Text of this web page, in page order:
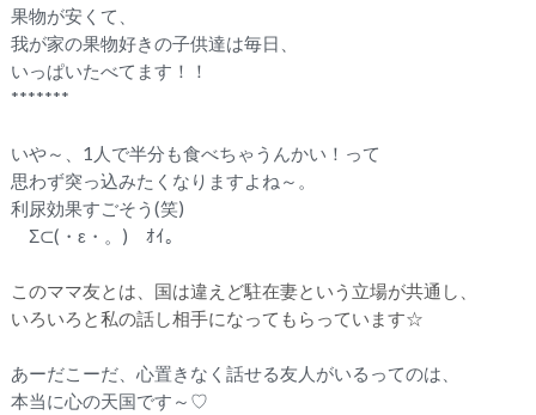
果物が安くて、
我が家の果物好きの子供達は毎日、
いっぱいたべてます！！
*******
いや～、1人で半分も食べちゃうんかい！って
思わず突っ込みたくなりますよね～。
利尿効果すごそう(笑)
Σ⊂(・ε・。) ｵｲ。
このママ友とは、国は違えど駐在妻という立場が共通し、
いろいろと私の話し相手になってもらっています☆
あーだこーだ、心置きなく話せる友人がいるってのは、
本当に心の天国です～♡